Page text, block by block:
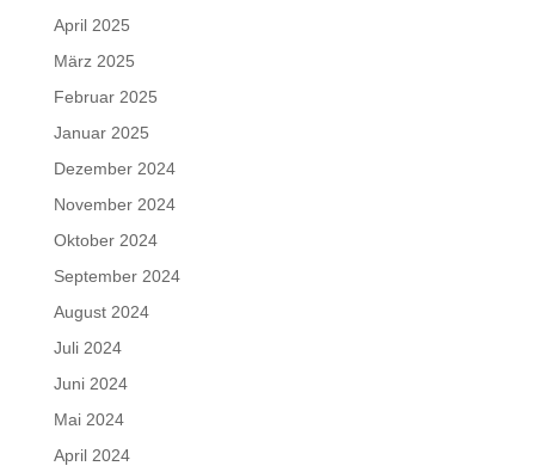
April 2025
März 2025
Februar 2025
Januar 2025
Dezember 2024
November 2024
Oktober 2024
September 2024
August 2024
Juli 2024
Juni 2024
Mai 2024
April 2024